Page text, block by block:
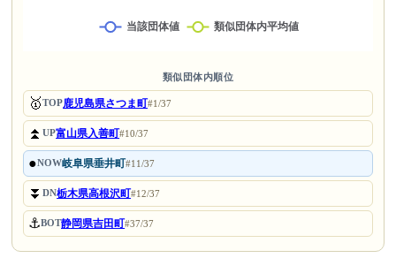
類似団体内順位
🥇TOP鹿児島県さつま町#1/37
⏫UP富山県入善町#10/37
●NOW岐阜県垂井町#11/37
⏬DN栃木県高根沢町#12/37
⚓BOT静岡県吉田町#37/37